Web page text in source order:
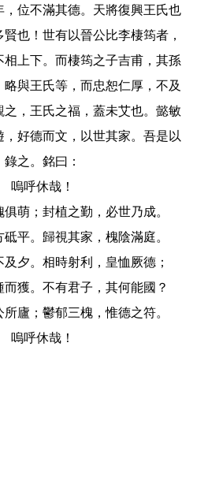
位不滿其德。天將復興王氏也
也！世有以晉公比李棲筠者，
上下。而棲筠之子吉甫，其孫
與王氏等，而忠恕仁厚，不及
，王氏之福，蓋未艾也。懿敏
好德而文，以世其家。吾是以
錄之。銘曰：
嗚呼休哉！
萌；封植之勤，必世乃成。
平。歸視其家，槐陰滿庭。
夕。相時射利，皇恤厥德；
獲。不有君子，其何能國？
廬；鬱郁三槐，惟德之符。
嗚呼休哉！